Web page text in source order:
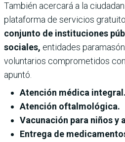
También acercará a la
plataforma de servicios
conjunto de instituciones
sociales, entidades
voluntarios comprometidos
apuntó.
Atención médica integral.
Atención oftalmológica.
Vacunación para niños y
Entrega de